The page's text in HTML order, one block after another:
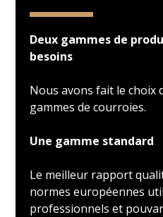
Deux gammes de
besoins
Nous avons fait le choix
gammes de courroies.
Une gamme standard
Le meilleur rapport
normes européennes
professionnels et